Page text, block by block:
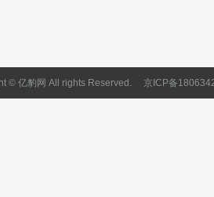
© 亿豹网 All rights Reserved. 京ICP备